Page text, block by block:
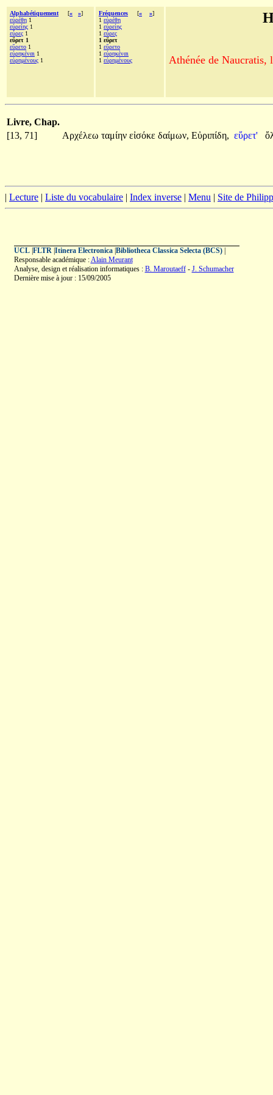
Alphabétiquement [« »]
εὑρέθη 1
εὐρείης 1
εὗρες 1
εὕρετ 1
εὕρετο 1
εὑρηκέναι 1
εὑρημένους 1
Fréquences [« »]
1 εὑρέθη
1 εὐρείης
1 εὗρες
1 εὕρετ
1 εὕρετο
1 εὑρηκέναι
1 εὑρημένους Athénée de Naucratis,
Livre, Chap.
[13, 71]
Αρχέλεω ταμίην εἰσόκε δαίμων, Εὐριπίδη, εὕρετ'
| Lecture | Liste du vocabulaire | Index inverse | Menu | Site de
UCL| FLTR| Itinera Electronica| Bibliotheca Classica Selecta (BCS)|
Responsable académique :Alain Meurant
Analyse, design et réalisation informatiques : B. Maroutaeff- J. Schumacher
Dernière mise à jour : 15/09/2005